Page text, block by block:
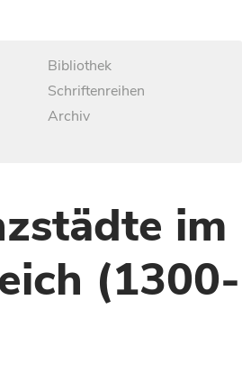
Bibliothek
Schriftenreihen
Archiv
im
(1300-